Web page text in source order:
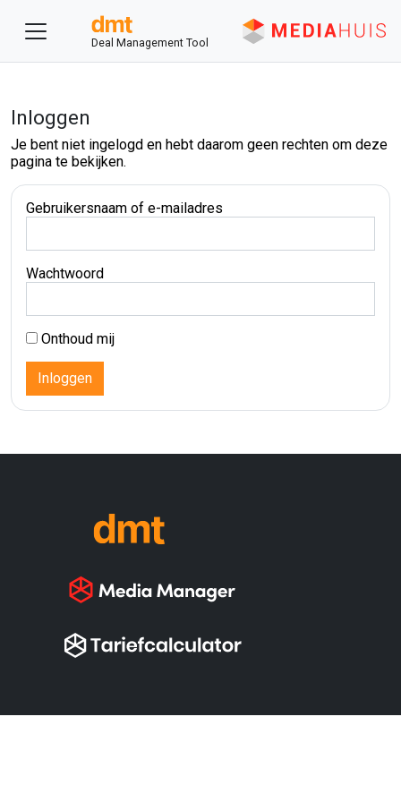
Deal Management Tool
Inloggen
Je bent niet ingelogd en hebt daarom geen rechten om deze
pagina te bekijken.
Gebruikersnaam of e-mailadres
Wachtwoord
Onthoud mij